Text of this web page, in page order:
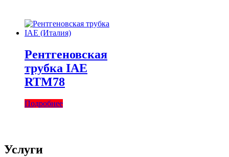
Рентгеновская
трубка IAE
RTM78
Подробнее
Услуги